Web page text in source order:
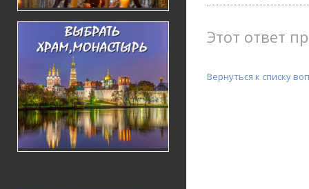
Этот ответ
Вернуться к списку